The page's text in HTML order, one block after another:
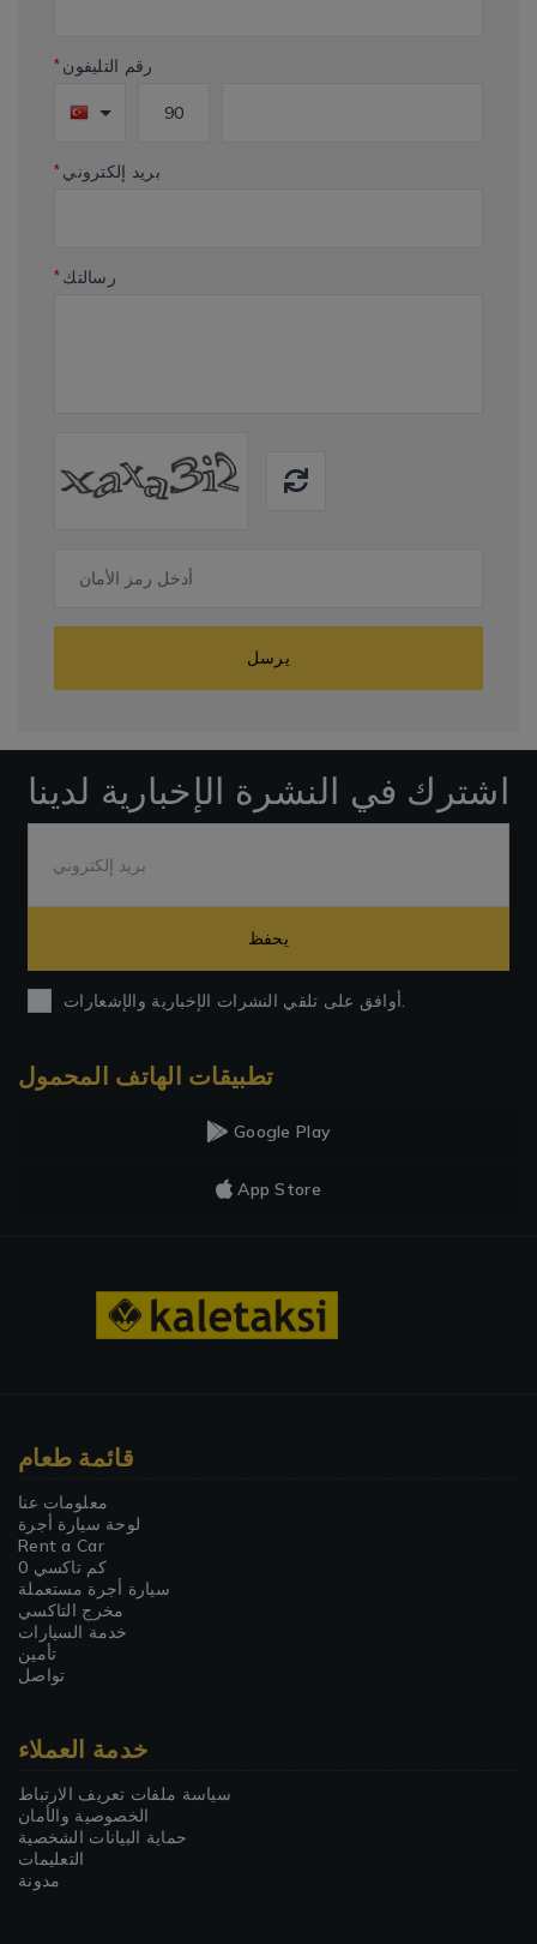
* رقم التليفون
* بريد إلكتروني
* رسالتك
يرسل
اشترك في النشرة الإخبارية لدينا
يحفظ
أوافق على تلقي النشرات الإخبارية والإشعارات.
تطبيقات الهاتف المحمول
Google Play
App Store
قائمة طعام
معلومات عنا
لوحة سيارة أجرة
Rent a Car
0 كم تاكسي
سيارة أجرة مستعملة
مخرج التاكسي
خدمة السيارات
تأمين
تواصل
خدمة العملاء
سياسة ملفات تعريف الارتباط
الخصوصية والأمان
حماية البيانات الشخصية
التعليمات
مدونة